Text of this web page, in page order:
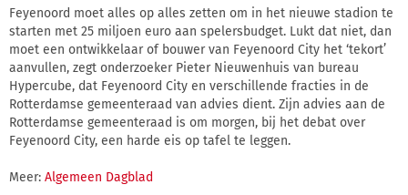
Feyenoord moet alles op alles zetten om in het nieuwe stadion te
starten met 25 miljoen euro aan spelersbudget. Lukt dat niet, dan
moet een ontwikkelaar of bouwer van Feyenoord City het ‘tekort’
aanvullen, zegt onderzoeker Pieter Nieuwenhuis van bureau
Hypercube, dat Feyenoord City en verschillende fracties in de
Rotterdamse gemeenteraad van advies dient. Zijn advies aan de
Rotterdamse gemeenteraad is om morgen, bij het debat over
Feyenoord City, een harde eis op tafel te leggen.
Meer: Algemeen Dagblad